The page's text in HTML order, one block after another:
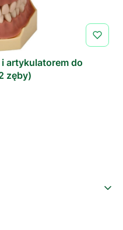
artykulatorem do
zęby)